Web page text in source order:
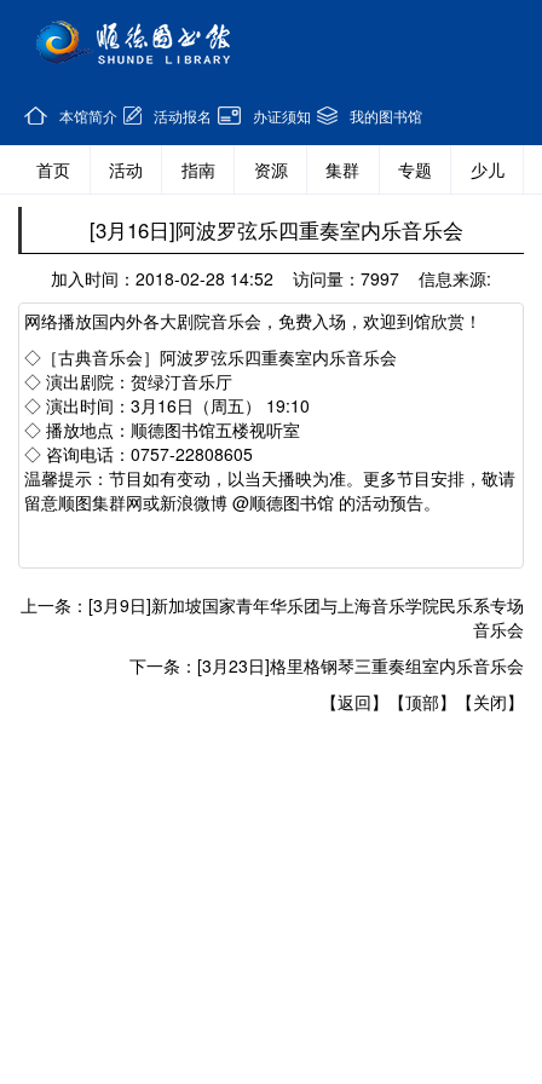
本馆简介 活动报名 办证须知 我的图书馆
首页 活动 指南 资源 集群 专题 少儿
[3月16日]阿波罗弦乐四重奏室内乐音乐会
加入时间：2018-02-28 14:52 访问量：7997 信息来源:
网络播放国内外各大剧院音乐会，免费入场，欢迎到馆欣赏！
◇［古典音乐会］阿波罗弦乐四重奏室内乐音乐会
◇ 演出剧院：贺绿汀音乐厅
◇ 演出时间：3月16日（周五） 19:10
◇ 播放地点：顺德图书馆五楼视听室
◇ 咨询电话：0757-22808605
温馨提示：节目如有变动，以当天播映为准。更多节目安排，敬请
留意顺图集群网或新浪微博 @顺德图书馆 的活动预告。
上一条：[3月9日]新加坡国家青年华乐团与上海音乐学院民乐系专场
音乐会
下一条：[3月23日]格里格钢琴三重奏组室内乐音乐会
【返回】
【顶部】 【关闭】